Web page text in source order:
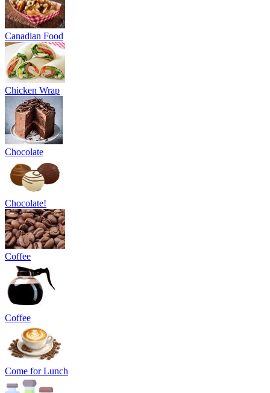
Canadian Food
Chicken Wrap
Chocolate
Chocolate!
Coffee
Coffee
Come for Lunch